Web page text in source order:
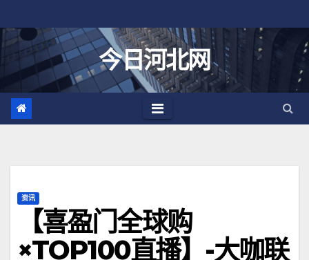
至
今日河北网
资讯
【喜盈门全球购
×TOP100直播】-大咖联